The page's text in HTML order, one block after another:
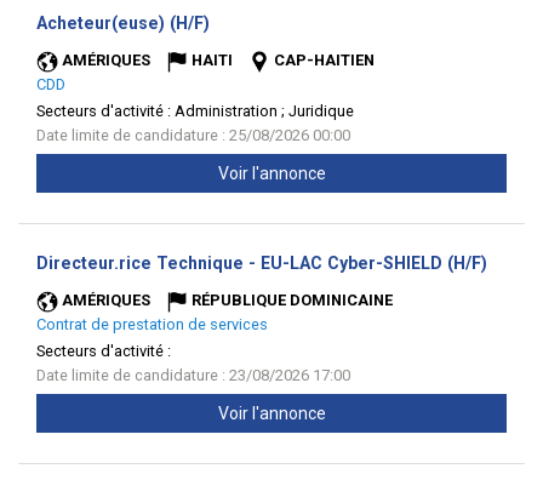
Acheteur(euse) (H/F)
AMÉRIQUES HAITI
CAP-HAITIEN
CDD
Secteurs d'activité : Administration ; Juridique
Date limite de candidature : 25/08/2026 00:00
Voir l'annonce
Directeur.rice Technique - EU-LAC Cyber-SHIELD (H/F)
AMÉRIQUES
RÉPUBLIQUE DOMINICAINE
Contrat de prestation de services
Secteurs d'activité :
Date limite de candidature : 23/08/2026 17:00
Voir l'annonce